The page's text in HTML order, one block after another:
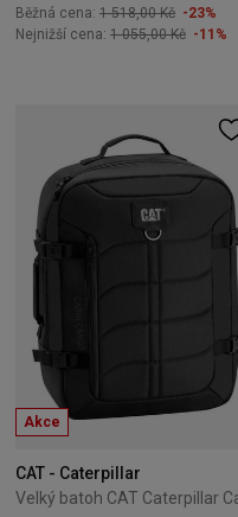
Běžná cena: 1 518,00 Kč -23%
Nejnižší cena: 1 055,00 Kč -11%
Akce
CAT - Caterpillar